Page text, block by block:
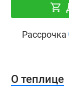
Рассрочка
О теплице